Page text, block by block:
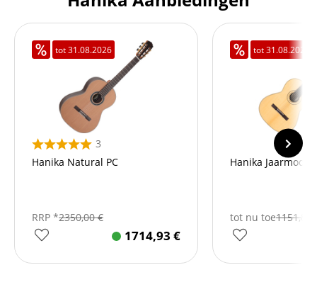
tot31.08.2026
3
Hanika Natural PC
RRP *2350,00€
1714,93 €
tot31.08.2026
Hanika Jaarmodel
tot nu toe1151,88